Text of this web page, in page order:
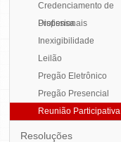
Credenciamento de
Profissionais
Dispensa
Inexigibilidade
Leilão
Pregão Eletrônico
Pregão Presencial
Reunião Participativa
Resoluções